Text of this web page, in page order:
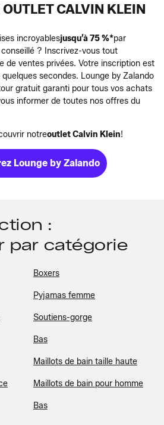
CALVIN KLEIN
incroyablesjusqu’à 75 %*par
? Inscrivez-vous tout
de ventes privées. Votre inscription est
secondes. Lounge by Zalando
gratuit garanti pour tous vos achats
informer de toutes nos offres du
notreoutlet Calvin Klein!
Lounge by Zalando
:
par catégorie
Boxers
Pyjamas femme
Soutiens-gorge
Bas
Maillots de bain taille haute
Maillots de bain pour homme
Bas